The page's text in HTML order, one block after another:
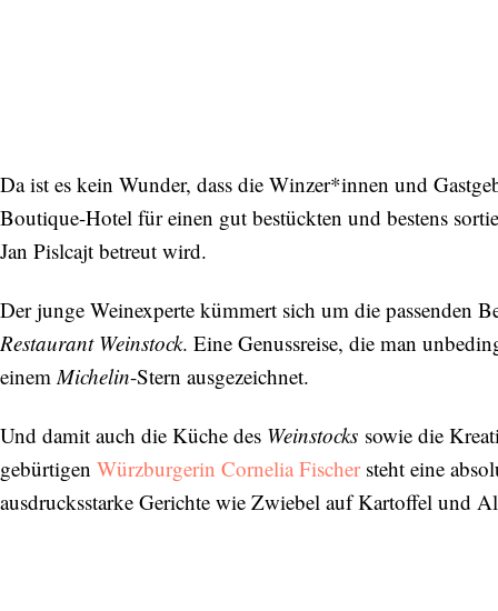
Da ist es kein Wunder, dass die Winzer*innen und
Boutique-Hotel für einen gut bestückten und bestens
Jan Pislcajt betreut wird.
Der junge Weinexperte kümmert sich um die passenden
Restaurant Weinstock. Eine Genussreise, die man
einemMichelin-Stern ausgezeichnet.
Und damit auch die Küche des Weinstocks sowie die
gebürtigen Würzburgerin Cornelia Fischersteht eine
ausdrucksstarke Gerichte wie Zwiebel auf Kartoffel und